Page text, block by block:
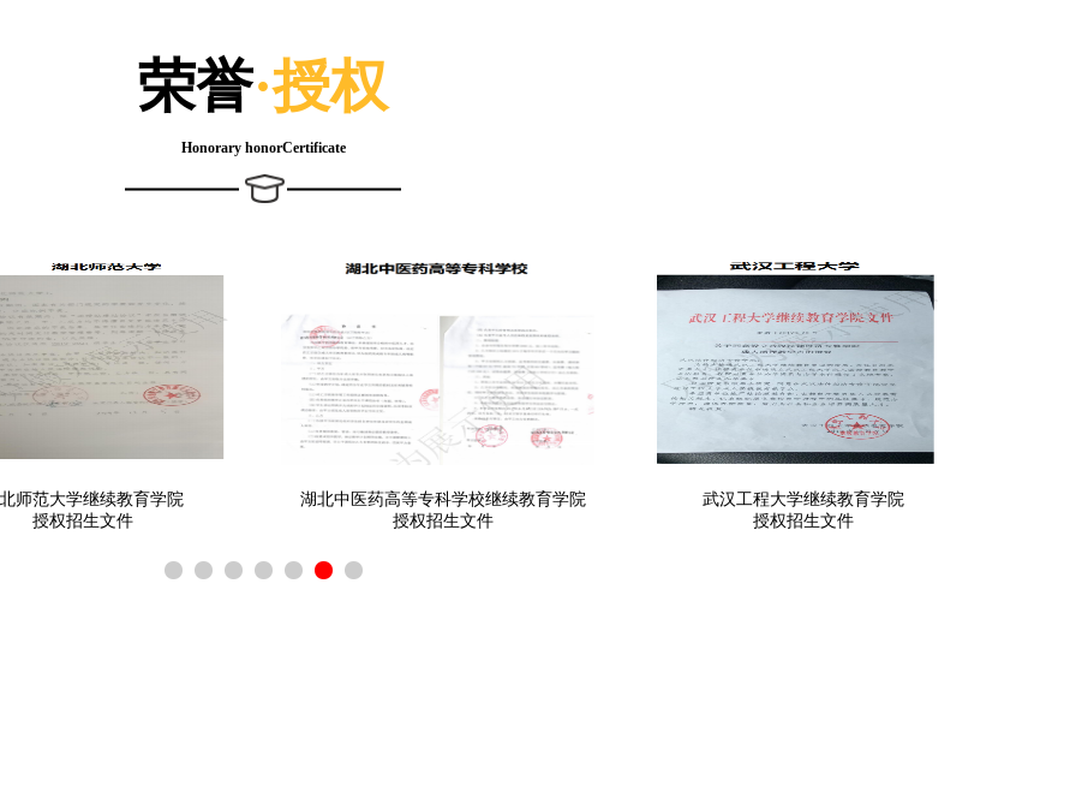
荣誉·授权
Honorary honorCertificate
师范大学继续教育学院
授权招生文件
湖北中医药高等专科学校继续教育学院
授权招生文件
武汉工程大学继续教育学院
授权招生文件